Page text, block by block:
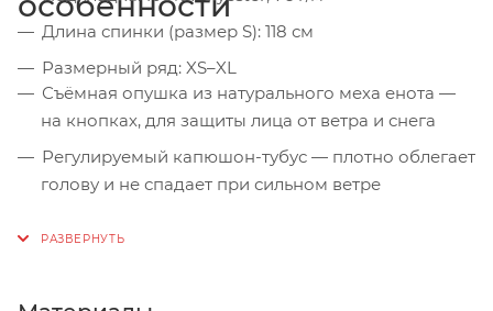
Длина спинки (размер S): 118 см
Размерный ряд: XS–XL
Съёмная опушка из натурального меха енота —
на кнопках, для защиты лица от ветра и снега
Регулируемый капюшон-тубус — плотно облегает
голову и не спадает при сильном ветре
зоне плеч — усиленная защита от холода